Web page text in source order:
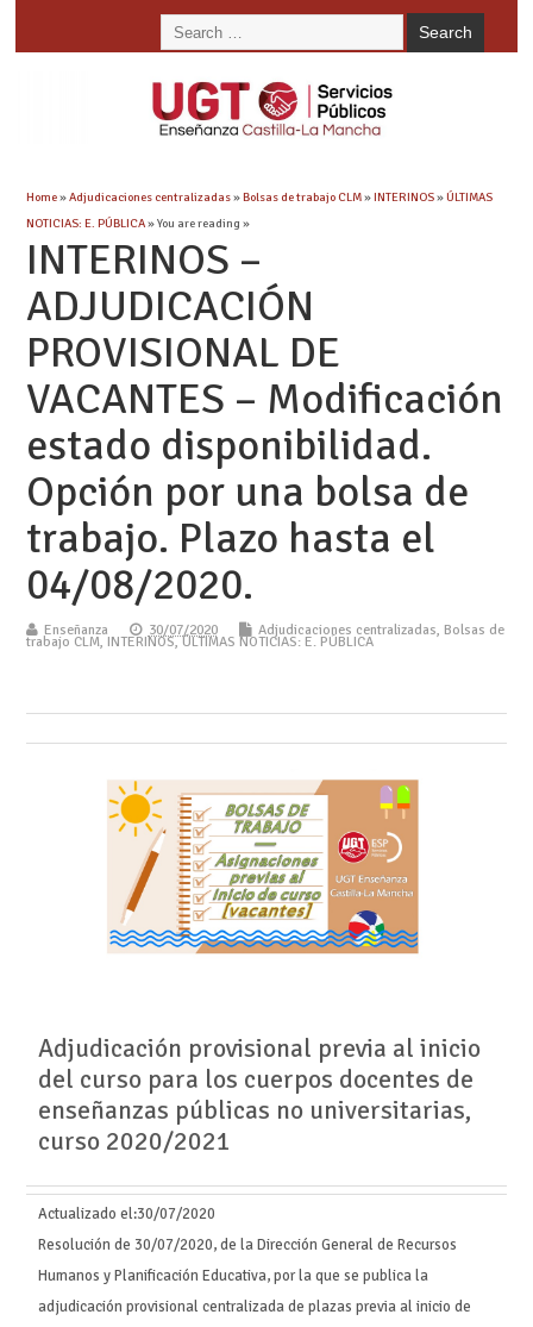
Home»Adjudicaciones centralizadas»Bolsas de trabajo CLM»INTERINOS»ÚLTIMAS
NOTICIAS: E. PÚBLICA» You are reading »
INTERINOS –
ADJUDICACIÓN
PROVISIONAL DE
VACANTES – Modificación
estado disponibilidad.
Opción por una bolsa de
trabajo. Plazo hasta el
04/08/2020.
Enseñanza 30/07/2020 Adjudicaciones centralizadas, Bolsas de
trabajo CLM, INTERINOS,ÚLTIMAS NOTICIAS: E. PÚBLICA
Adjudicación provisional previa al inicio
del curso para los cuerpos docentes de
enseñanzas públicas no universitarias,
curso 2020/2021
Actualizado el:30/07/2020
Resolución de 30/07/2020, de la Dirección General de Recursos
Humanos y Planificación Educativa, por la que se publica la
adjudicación provisional centralizada de plazas previa al inicio de